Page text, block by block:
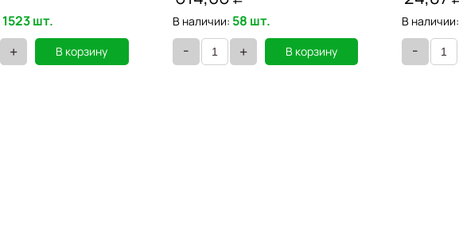
1523 шт.
+ В корзину
В наличии: 58 шт.
- + В корзину
В наличии:
-